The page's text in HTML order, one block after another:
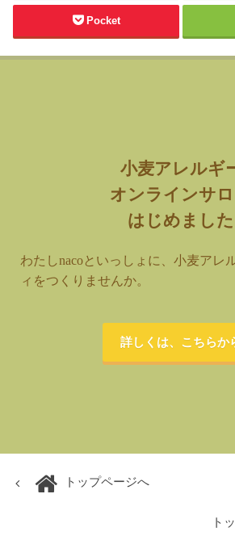
Pocket
小麦アレルギ
オンラインサ
はじめました
わたしnacoといっしょに、小麦アレ
ィをつくりませんか。
詳しくは、こちらか
トップページへ
ト